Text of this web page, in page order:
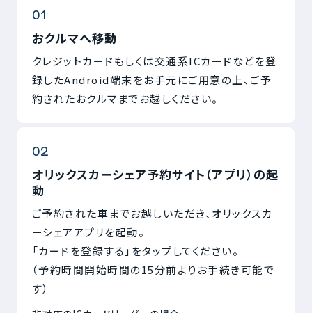
おクルマへ移動
クレジットカードもしくは交通系ICカードなどを登
録したAndroid端末をお手元にご用意の上、ご予
約されたおクルマまでお越しください。
オリックスカーシェア予約サイト（アプリ）の起
動
ご予約された車までお越しいただき、オリックスカ
ーシェアアプリを起動。
「カードを登録する」をタップしてください。
（予約時間開始時間の15分前よりお手続き可能で
す）